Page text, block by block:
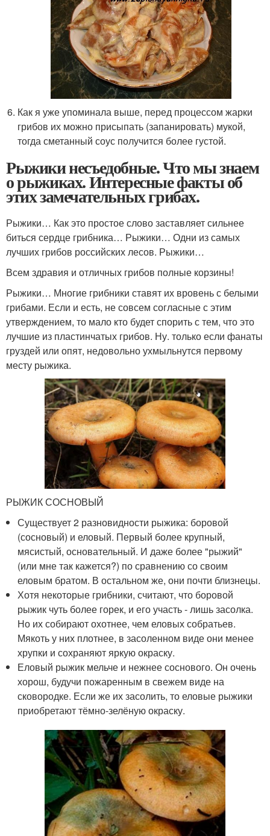
Как я уже упоминала выше, перед процессом жарки
грибов их можно присыпать (запанировать) мукой,
тогда сметанный соус получится более густой.
Рыжики несъедобные. Что мы знаем
о рыжиках. Интересные факты об
этих замечательных грибах.
Рыжики… Как это простое слово заставляет сильнее
биться сердце грибника… Рыжики… Одни из самых
лучших грибов российских лесов. Рыжики…
Всем здравия и отличных грибов полные корзины!
Рыжики… Многие грибники ставят их вровень с белыми
грибами. Если и есть, не совсем согласные с этим
утверждением, то мало кто будет спорить с тем, что это
лучшие из пластинчатых грибов. Ну. только если фанаты
груздей или опят, недовольно ухмыльнутся первому
месту рыжика.
РЫЖИК СОСНОВЫЙ
Существует 2 разновидности рыжика: боровой
(сосновый) и еловый. Первый более крупный,
мясистый, основательный. И даже более "рыжий"
(или мне так кажется?) по сравнению со своим
еловым братом. В остальном же, они почти близнецы.
Хотя некоторые грибники, считают, что боровой
рыжик чуть более горек, и его участь - лишь засолка.
Но их собирают охотнее, чем еловых собратьев.
Мякоть у них плотнее, в засоленном виде они менее
хрупки и сохраняют яркую окраску.
Еловый рыжик мельче и нежнее соснового. Он очень
хорош, будучи пожаренным в свежем виде на
сковородке. Если же их засолить, то еловые рыжики
приобретают тёмно-зелёную окраску.